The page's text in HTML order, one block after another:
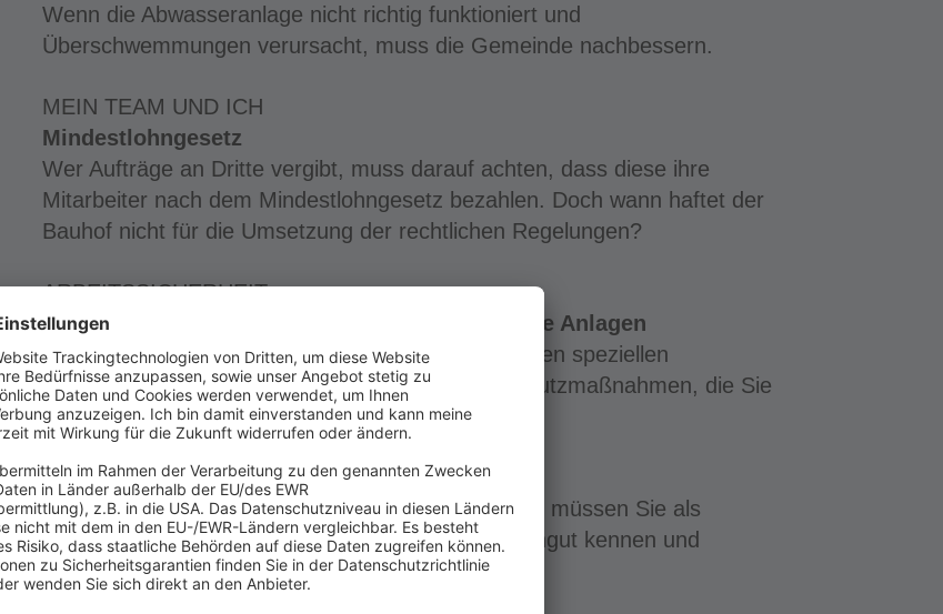
Wenn die Abwasseranlage nicht richtig funktioniert und
Überschwemmungen verursacht, muss die Gemeinde nachbessern.
MEIN TEAM UND ICH
Mindestlohngesetz
Wer Aufträge an Dritte vergibt, muss darauf achten, dass diese ihre
Mitarbeiter nach dem Mindestlohngesetz bezahlen. Doch wann haftet der
Bauhof nicht für die Umsetzung der rechtlichen Regelungen?
ARBEITSSICHERHEIT
Sicherheit in Kläranlagen – Abwassertechnische Anlagen
Wir geben Ihnen einen Überblick über die wichtigsten speziellen
Gefährdungen in Kläranlagen und notwendige Schutzmaßnahmen, die Sie
treffen müssen.
Kaltasphalt – Qualität sichern
Um der Verkehrssicherungspflicht nachzukommen, müssen Sie als
Bauhofleiter verschiedene Merkmale von Kaltmischgut kennen und
beachten.